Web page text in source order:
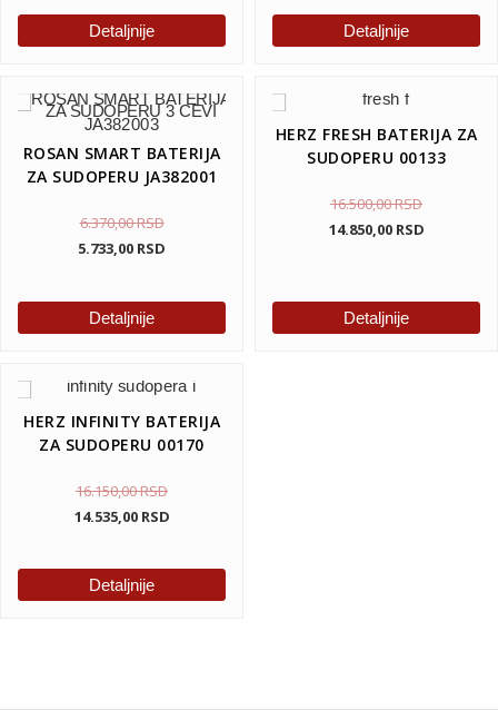
Detaljnije Detaljnije
ROSAN SMART BATERIJA
ZA SUDOPERU JA382001
6.370,00RSD
5.733,00 RSD
Detaljnije
HERZ FRESH BATERIJA ZA
SUDOPERU 00133
16.500,00RSD
14.850,00 RSD
Detaljnije
HERZ INFINITY BATERIJA
ZA SUDOPERU 00170
16.150,00RSD
14.535,00 RSD
Detaljnije